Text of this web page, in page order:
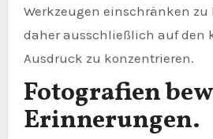
Werkzeugen einschränken zu
daher ausschließlich auf den
Ausdruck zu konzentrieren.
Fotografien
Erinnerungen.